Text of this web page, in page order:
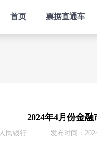
首页 票据直通车
2024年4月份金
民银行 发布时间：